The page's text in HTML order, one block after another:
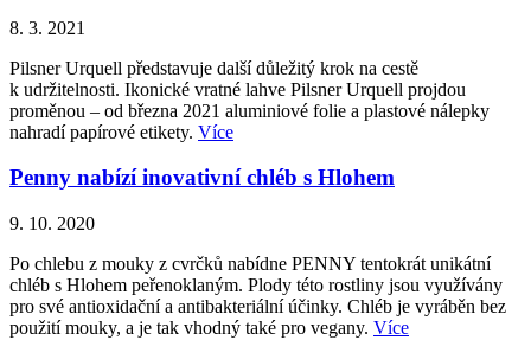
8. 3. 2021
Pilsner Urquell představuje další důležitý krok na cestě
k udržitelnosti. Ikonické vratné lahve Pilsner Urquell projdou
proměnou – od března 2021 aluminiové folie a plastové nálepky
nahradí papírové etikety. Více
Penny nabízí inovativní chléb s Hlohem
9. 10. 2020
Po chlebu z mouky z cvrčků nabídne PENNY tentokrát unikátní
chléb s Hlohem peřenoklaným. Plody této rostliny jsou využívány
pro své antioxidační a antibakteriální účinky. Chléb je vyráběn bez
použití mouky, a je tak vhodný také pro vegany. Více